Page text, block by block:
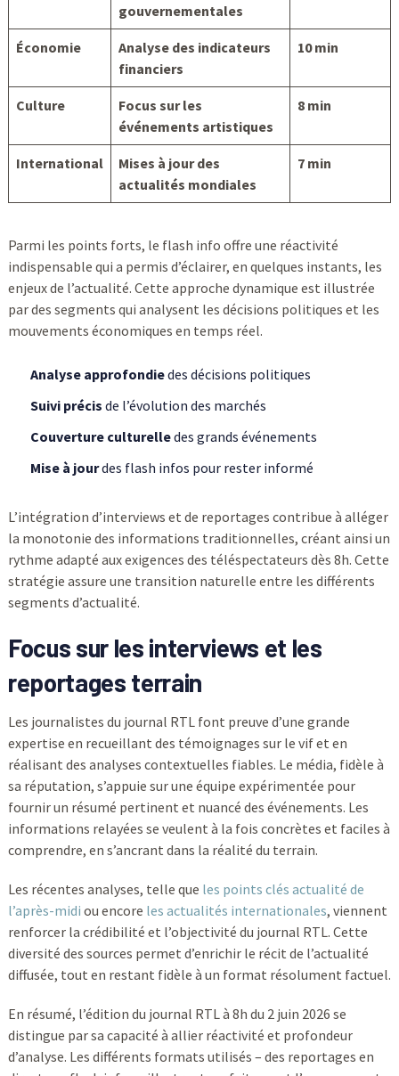
gouvernementales
Économie
Analyse des indicateurs
financiers
10 min
Culture
Focus sur les
événements artistiques
8 min
International
Mises à jour des
actualités mondiales
7 min
Parmi les points forts, le flash info offre une réactivité
indispensable qui a permis d’éclairer, en quelques instants, les
enjeux de l’actualité. Cette approche dynamique est illustrée
par des segments qui analysent les décisions politiques et les
mouvements économiques en temps réel.
Analyse approfondiedes décisions politiques
Suivi précis de l’évolution des marchés
Couverture culturelledes grands événements
Mise à jourdes flash infos pour rester informé
L’intégration d’interviews et de reportages contribue à alléger
la monotonie des informations traditionnelles, créant ainsi un
rythme adapté aux exigences des téléspectateurs dès 8h. Cette
stratégie assure une transition naturelle entre les différents
segments d’actualité.
Focus sur les interviews et les
reportages terrain
Les journalistes du journal RTL font preuve d’une grande
expertise en recueillant des témoignages sur le vif et en
réalisant des analyses contextuelles fiables. Le média, fidèle à
sa réputation, s’appuie sur une équipe expérimentée pour
fournir un résumé pertinent et nuancé des événements. Les
informations relayées se veulent à la fois concrètes et faciles à
comprendre, en s’ancrant dans la réalité du terrain.
Les récentes analyses, telle que les points clés actualité de
l’après-midi ou encore les actualités internationales, viennent
renforcer la crédibilité et l’objectivité du journal RTL. Cette
diversité des sources permet d’enrichir le récit de l’actualité
diffusée, tout en restant fidèle à un format résolument factuel.
En résumé, l’édition du journal RTL à 8h du 2 juin 2026 se
distingue par sa capacité à allier réactivité et profondeur
d’analyse. Les différents formats utilisés – des reportages en